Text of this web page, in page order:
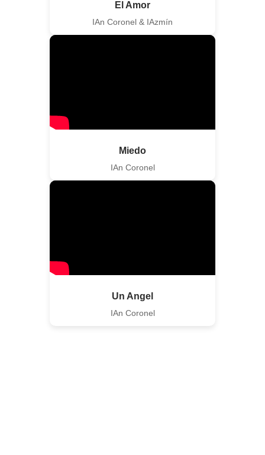
El Amor
IAn Coronel & IAzmín
Miedo
IAn Coronel
Un Angel
IAn Coronel